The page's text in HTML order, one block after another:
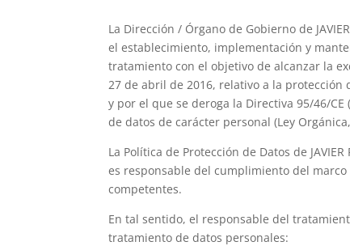
La Dirección / Órgano de Gobierno de
el establecimiento, implementación y
tratamiento con el objetivo de alcanzar la
27 de abril de 2016, relativo a la
y por el que se deroga la Directiva 95/46/
de datos de carácter personal (Ley
La Política de Protección de Datos de
es responsable del cumplimiento del
competentes.
En tal sentido, el responsable del
tratamiento de datos personales: